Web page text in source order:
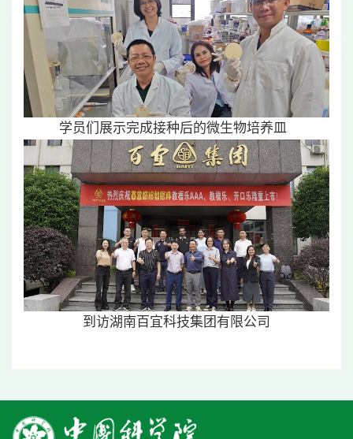
学员们展示完成接种后的微生物培养皿
到访湖南百宜科技集团有限公司